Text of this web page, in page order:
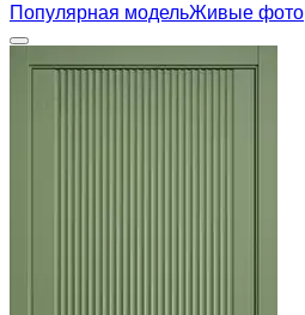
Популярная модельЖивые фото